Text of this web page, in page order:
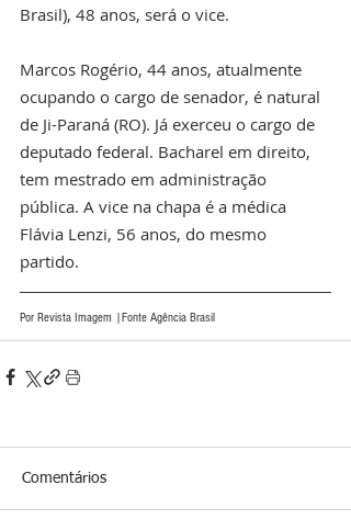
Brasil), 48 anos, será o vice.
Marcos Rogério, 44 anos, atualmente
ocupando o cargo de senador, é natural
de Ji-Paraná (RO). Já exerceu o cargo de
deputado federal. Bacharel em direito,
tem mestrado em administração
pública. A vice na chapa é a médica
Flávia Lenzi, 56 anos, do mesmo
partido.
Por Revista Imagem |Fonte Agência Brasil
Comentários